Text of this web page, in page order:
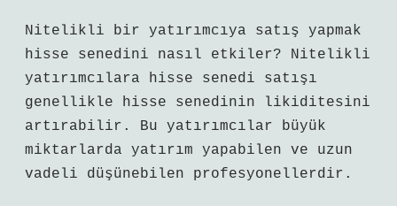
Nitelikli bir yatırımcıya satış yapmak
hisse senedini nasıl etkiler? Nitelikli
yatırımcılara hisse senedi satışı
genellikle hisse senedinin likiditesini
artırabilir. Bu yatırımcılar büyük
miktarlarda yatırım yapabilen ve uzun
vadeli düşünebilen profesyonellerdir.